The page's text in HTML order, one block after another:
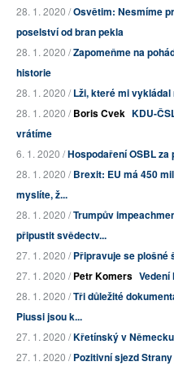
28. 1. 2020 /Osvětim: Nesmíme
poselství od bran pekla
28. 1. 2020 /Zapomeňme na
historie
28. 1. 2020 /Lži, které mi
28. 1. 2020 /Boris Cvek KDU-
vrátíme
6. 1. 2020 /Hospodaření OSBL za
28. 1. 2020 /Brexit: EU má 450
myslíte, ž...
28. 1. 2020 /Trumpův
připustit svědectv...
27. 1. 2020 /Připravuje se plošné
27. 1. 2020 /Petr Komers
28. 1. 2020 /Tři důležité
Piussi jsou k...
27. 1. 2020 /Křetínský v
27. 1. 2020 /Pozitivní sjezd